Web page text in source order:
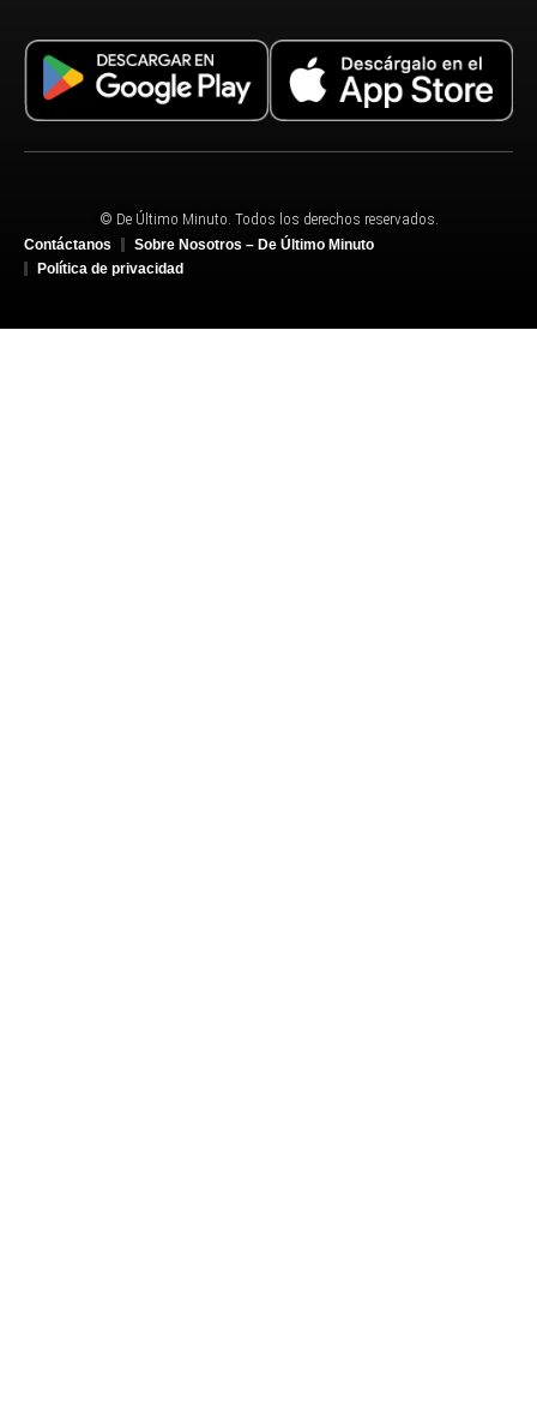
© De Último Minuto. Todos los derechos reservados.
Contáctanos
Sobre Nosotros – De Último Minuto
Política de privacidad